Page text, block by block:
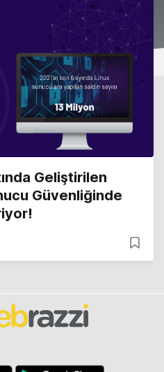
Geliştirilen
Güvenliğinde